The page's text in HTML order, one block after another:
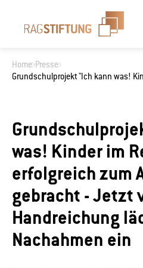
Home Presse
Grundschulprojekt "Ich kann was!
was! Kinder im
erfolgreich zum
gebracht - Jetzt
Handreichung
Nachahmen ein